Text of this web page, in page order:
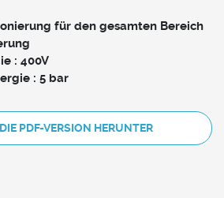
für den gesamten Bereich
: 400V
: 5 bar
PDF-VERSION HERUNTER